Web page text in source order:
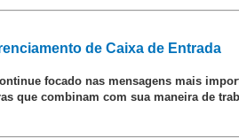
de Caixa de Entrada
focado nas mensagens mais
que combinam com sua maneira de